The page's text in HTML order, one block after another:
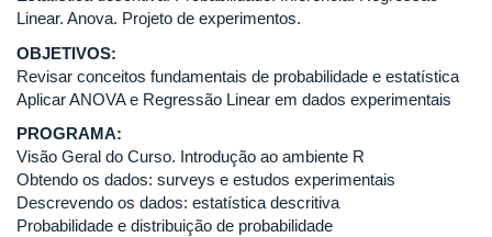
Linear. Anova. Projeto de experimentos.
OBJETIVOS:
Revisar conceitos fundamentais de probabilidade e estatística
Aplicar ANOVA e Regressão Linear em dados experimentais
PROGRAMA:
Visão Geral do Curso. Introdução ao ambiente R
Obtendo os dados: surveys e estudos experimentais
Descrevendo os dados: estatística descritiva
Probabilidade e distribuição de probabilidade